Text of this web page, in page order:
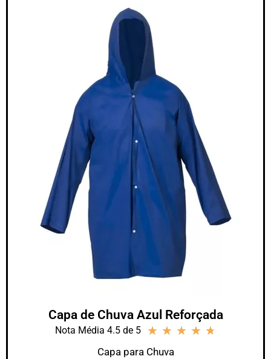
Capa de Chuva Azul Reforçada
Nota Média 4.5 de 5 ★ ★ ★ ★ ★
Capa para Chuva